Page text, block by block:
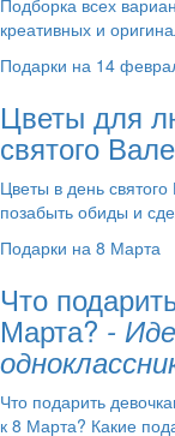
Подборка всех
креативных и
Подарки на 14
Цветы для
святого
Цветы в день
позабыть обиды и
Подарки на 8 Марта
Что
Марта?-
Что подарить
к 8 Марта? Какие